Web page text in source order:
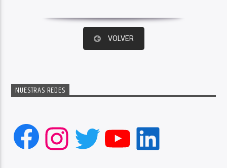
VOLVER
NUESTRAS REDES
Facebook
Instagram
Twitter
YouTube
LinkedIn